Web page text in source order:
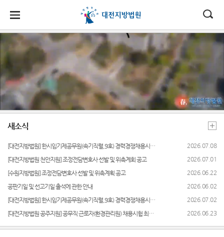
소개
법원장
인사말
전화번
호
재판개
정 및
내
역
소개
홍성지
원
원
논산지
원
서산지
원
천안지
원
새소식
우리법
원 주요
스
사이버
홍보관
법원게
시판
Club
사회적
약자 통
합적 사
법
지원 -
사법접
근센터
민원안
내
법률상
담안내
자주묻
는질문
사건검
색
자료실
판결서
공신청
판결서
인터넷
원안내
법원에
바란다
부조리
터
법원견
학
정보공
개
온라인
방청 신
새소식
[대전지방법원] 한시임기제공무원(속기직렬,9호) 경력경쟁채용시험 최종합격자 발표 및 안내사항
2026.07.08
[대전지방법원 천안지원] 조정전담변호사 선발 및 위촉계회 공고
2026.07.01
[수원지방법원] 조정전담변호사 선발 및 위촉계획 공고
2026.06.22
공판기일 및 선고기일 출석에 관한 안내
2026.06.02
[대전지방법원] 한시임기제공무원(속기직렬,9호) 경력경쟁채용시험 서류전형 합격자 발표 및 면접시험 안내 공고
2026.07.02
[대전지방법원 공주지원] 공무직 근로자(환경관리원) 채용시험 최종합격자 공고
2026.06.23
한
민
국
법
송
안
내
마
홀
로
소
송
법
소
개
원
소
개
소
식
민
정
소